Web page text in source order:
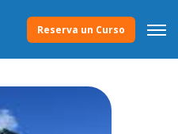
Reserva un Curso